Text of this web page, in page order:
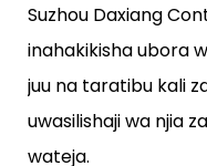
Suzhou Daxiang
inahakikisha ubora
juu na taratibu kali
uwasilishaji wa njia
wateja.